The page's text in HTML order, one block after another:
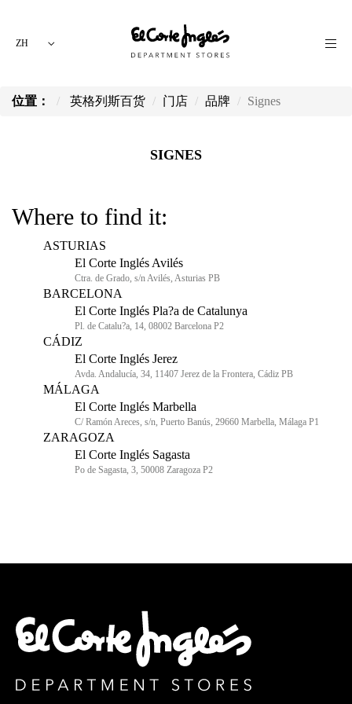
ZH
位置： 英格列斯百货 门店 品牌 Signes
SIGNES
Where to find it:
ASTURIAS
El Corte Inglés Avilés
Ctra. de Grado, s/n Avilés, Asturias PB
BARCELONA
El Corte Inglés Pla?a de Catalunya
Pl. de Catalu?a, 14, 08002 Barcelona P2
CÁDIZ
El Corte Inglés Jerez
Avda. Andalucía, 34, 11407 Jerez de la Frontera, Cádiz PB
MÁLAGA
El Corte Inglés Marbella
C/ Ramón Areces, s/n, Puerto Banús, 29660 Marbella, Málaga P1
ZARAGOZA
El Corte Inglés Sagasta
Po de Sagasta, 3, 50008 Zaragoza P2